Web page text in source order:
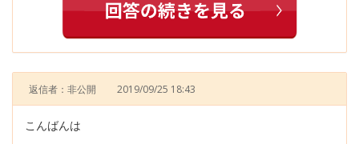
返信者：非公開 2019/09/25 18:43
こんばんは